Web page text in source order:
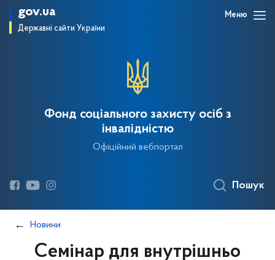
gov.ua
Державні сайти України
Меню
Фонд соціального захисту осіб з
інвалідністю
Офіційний вебпортал
Пошук
Новини
Семінар для внутрішньо